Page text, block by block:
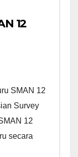
12
SMAN 12
Survey
12
secara